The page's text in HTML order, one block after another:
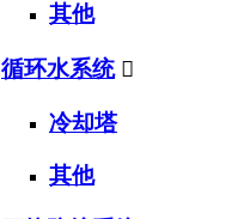
其他
循环水系统 
冷却塔
其他